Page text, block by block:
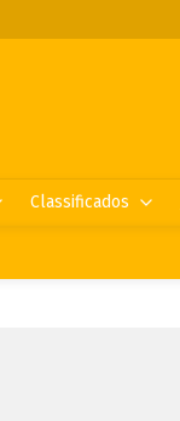
Classificados